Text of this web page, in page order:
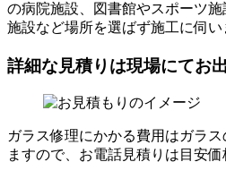
の病院施設、図書館やスポーツ
施設など場所を選ばず施工に伺い
詳細な見積りは現場にてお
ガラス修理にかかる費用はガラ
ますので、お電話見積りは目安価